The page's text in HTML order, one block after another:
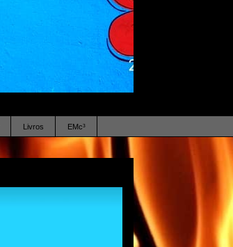
Livros EMc³